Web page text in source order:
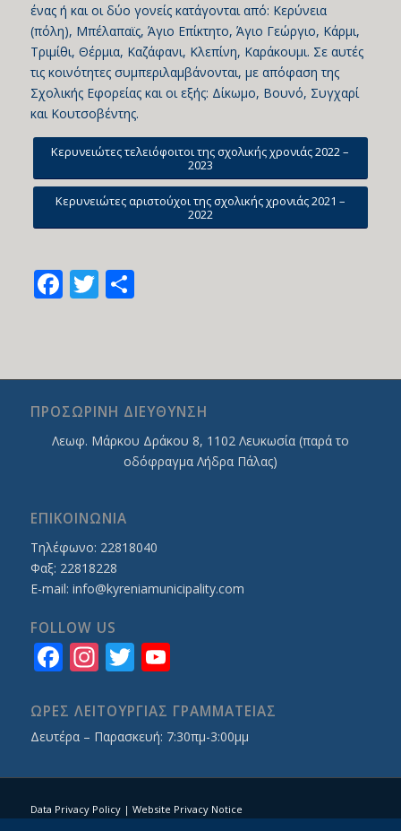
ένας ή και οι δύο γονείς κατάγονται από: Κερύνεια
(πόλη), Mπέλαπαϊς, Άγιο Επίκτητο, Άγιο Γεώργιo, Κάρμι,
Τριμίθι, Θέρμια, Καζάφανι, Κλεπίνη, Καράκουμι. Σε αυτές
τις κοινότητες συμπεριλαμβάνονται, με απόφαση της
Σχολικής Εφορείας και οι εξής: Δίκωμο, Βουνό, Συγχαρί
και Κουτσοβέντης.
Κερυνειώτες τελειόφοιτοι της σχολικής χρονιάς 2022 –
2023
Κερυνειώτες αριστούχοι της σχολικής χρονιάς 2021 –
2022
Facebook
Twitter
Share
ΠΡΟΣΩΡΙΝΗ ΔΙΕΥΘΥΝΣΗ
Λεωφ. Mάρκου Δράκου 8, 1102 Λευκωσία (παρά το
οδόφραγμα Λήδρα Πάλας)
ΕΠΙΚΟΙΝΩΝΙΑ
Τηλέφωνο: 22818040
Φαξ: 22818228
E-mail: info@kyreniamunicipality.com
FOLLOW US
Facebook
Instagram
Twitter
YouTube
ΩΡΕΣ ΛΕΙΤΟΥΡΓΙΑΣ ΓΡΑΜΜΑΤΕΙΑΣ
Δευτέρα – Παρασκευή: 7:30πμ-3:00μμ
Data Privacy Policy| Website Privacy Notice